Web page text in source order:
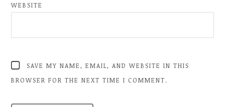
WEBSITE
SAVE MY NAME, EMAIL, AND WEBSITE IN THIS
BROWSER FOR THE NEXT TIME I COMMENT.